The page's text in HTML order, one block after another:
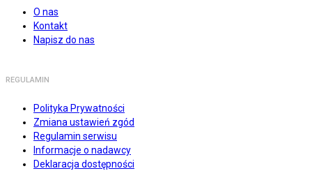
O nas
Kontakt
Napisz do nas
REGULAMIN
Polityka Prywatności
Zmiana ustawień zgód
Regulamin serwisu
Informacje o nadawcy
Deklaracja dostępności